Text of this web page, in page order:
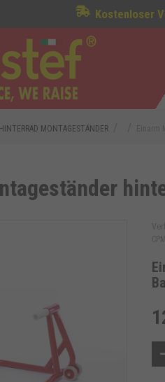
Kostenloser
HINTERRAD MONTAGESTÄNDER